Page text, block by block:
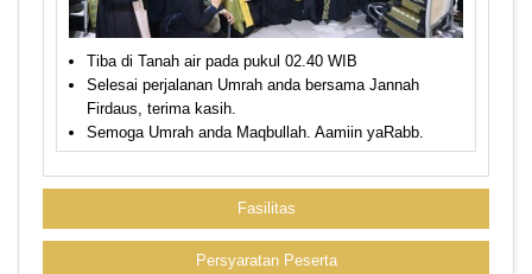
Tiba di Tanah air pada pukul 02.40 WIB
Selesai perjalanan Umrah anda bersama Jannah
Firdaus, terima kasih.
Semoga Umrah anda Maqbullah. Aamiin yaRabb.
Fasilitas
Persyaratan Peserta